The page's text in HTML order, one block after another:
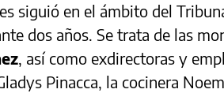
siguió en el ámbito del
dos años. Se trata de las
, así como exdirectoras y
Pinacca, la cocinera